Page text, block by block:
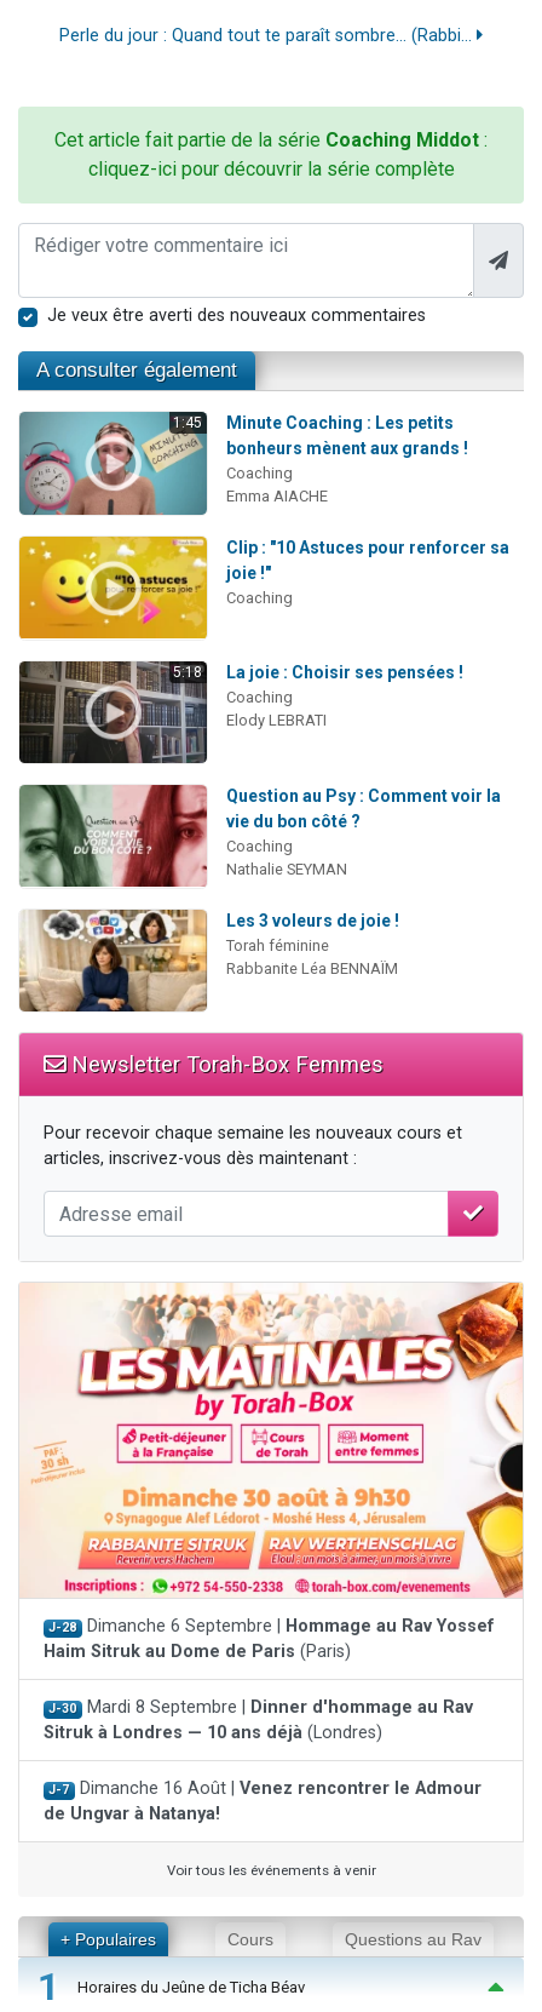
Perle du jour : Quand tout te paraît sombre... (Rabbi...
Cet article fait partie de la série Coaching Middot :
cliquez-ici pour découvrir la série complète
Je veux être averti des nouveaux commentaires
A consulter également
1:45
Minute Coaching : Les petits
bonheurs mènent aux grands !
Coaching
Emma AIACHE
Clip : "10 Astuces pour renforcer sa
joie !"
Coaching
5:18 La joie : Choisir ses pensées !
Coaching
Elody LEBRATI
Question au Psy : Comment voir la
vie du bon côté ?
Coaching
Nathalie SEYMAN
Les 3 voleurs de joie !
Torah féminine
Rabbanite Léa BENNAÏM
Newsletter Torah-Box Femmes
Pour recevoir chaque semaine les nouveaux cours et
articles, inscrivez-vous dès maintenant :
J-28 Dimanche 6 Septembre |
Hommage au Rav Yossef
Haim Sitruk au Dome de Paris (Paris)
J-30 Mardi 8 Septembre |
Dinner d'hommage au Rav
Sitruk à Londres — 10 ans déjà (Londres)
J-7 Dimanche 16 Août | Venez rencontrer le Admour
de Ungvar à Natanya!
Voir tous les événements à venir
+ Populaires Cours Questions au Rav
1 Horaires du Jeûne de Ticha Béav